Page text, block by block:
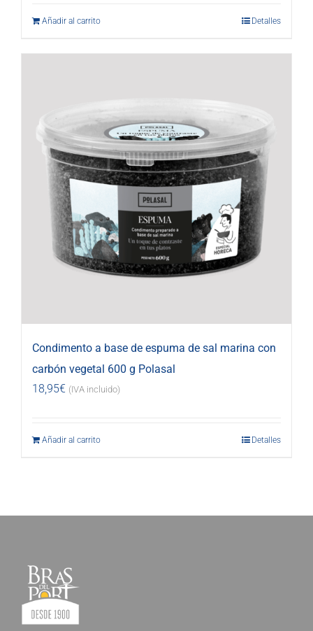
Añadir al carrito Detalles
Condimento a base de espuma de sal marina con
carbón vegetal 600 g Polasal
18,95€ (IVA incluido)
Añadir al carrito Detalles